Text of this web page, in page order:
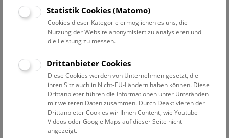
Datum auswählen
Erweiterte Suche
Filter zurücksetzen
25. Januar 2022
Bisher keine Ergebnisse. Dienstags ist das NHM Wien
in der Regel geschlossen. Ausnahmen finden sie
Statistik Cookies (Matomo)
Cookies dieser Kategorie ermöglichen es uns, die
Nutzung der Website anonymisiert zu analysieren und
die Leistung zu messen.
Drittanbieter Cookies
Diese Cookies werden von Unternehmen gesetzt, die
ihren Sitz auch in Nicht-EU-Ländern haben können. Diese
Drittanbieter führen die Informationen unter Umständen
mit weiteren Daten zusammen. Durch Deaktivieren der
Drittanbieter Cookies wir Ihnen Content, wie Youtube-
Videos oder Google Maps auf dieser Seite nicht
angezeigt.